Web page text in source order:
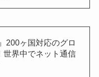
200ヶ国対応のグロ
世界中でネット通信